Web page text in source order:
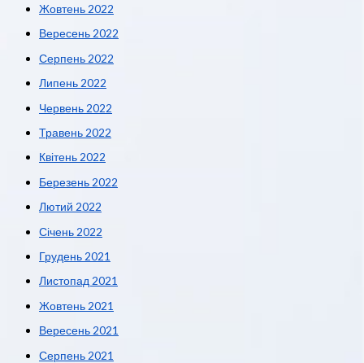
Жовтень 2022
Вересень 2022
Серпень 2022
Липень 2022
Червень 2022
Травень 2022
Квітень 2022
Березень 2022
Лютий 2022
Січень 2022
Грудень 2021
Листопад 2021
Жовтень 2021
Вересень 2021
Серпень 2021